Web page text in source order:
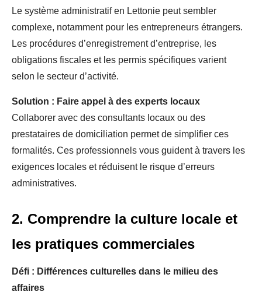
Le système administratif en Lettonie peut sembler
complexe, notamment pour les entrepreneurs étrangers.
Les procédures d’enregistrement d’entreprise, les
obligations fiscales et les permis spécifiques varient
selon le secteur d’activité.
Solution : Faire appel à des experts locaux
Collaborer avec des consultants locaux ou des
prestataires de domiciliation permet de simplifier ces
formalités. Ces professionnels vous guident à travers les
exigences locales et réduisent le risque d’erreurs
administratives.
2. Comprendre la culture locale et
les pratiques commerciales
Défi : Différences culturelles dans le milieu des
affaires